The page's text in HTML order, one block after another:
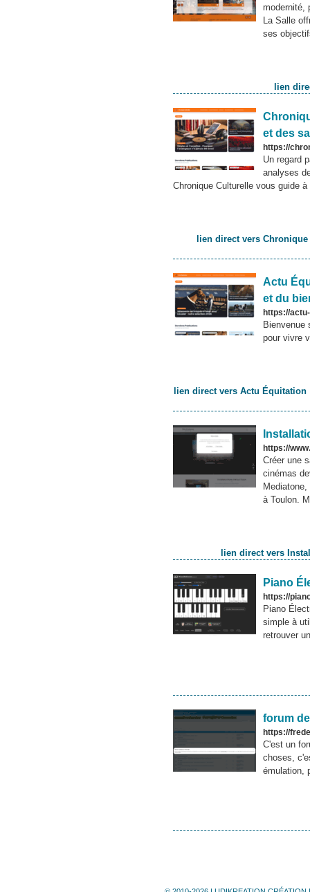
modernité,
La Salle
ses
lien
et des
https://
Un regard
analyses
Chronique Culturelle vous guide
lien direct vers
Actu
et du
https://
Bienvenue
pour vivre
lien direct vers Actu
https://
Créer une
cinémas
à Toulon.
lien direct vers
Piano
https://
Piano
simple à
retrouver
forum
https://
C'est un
choses,
émulation,